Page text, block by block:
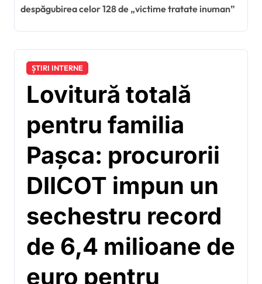
despăgubirea celor 128 de „victime tratate inuman”
ȘTIRI INTERNE
Lovitură totală
pentru familia
Pașca: procurorii
DIICOT impun un
sechestru record
de 6,4 milioane de
euro pentru